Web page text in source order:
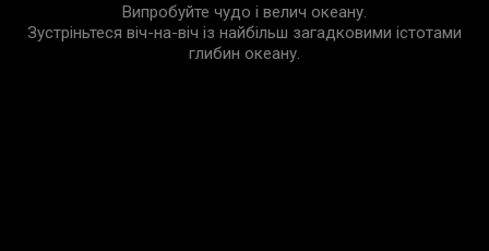
Випробуйте чудо і велич океану.
Зустріньтеся віч-на-віч із найбільш загадковими істотами
глибин океану.